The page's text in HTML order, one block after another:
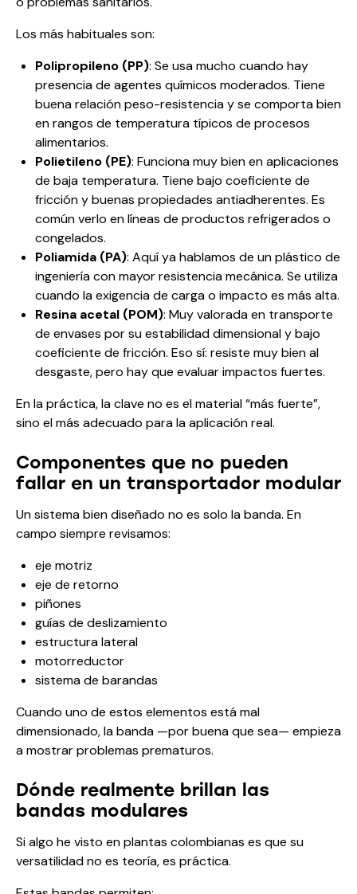
Los más habituales son:
Polipropileno (PP): Se usa mucho cuando hay
presencia de agentes químicos moderados. Tiene
buena relación peso-resistencia y se comporta bien
en rangos de temperatura típicos de procesos
alimentarios.
Polietileno (PE): Funciona muy bien en aplicaciones
de baja temperatura. Tiene bajo coeficiente de
fricción y buenas propiedades antiadherentes. Es
común verlo en líneas de productos refrigerados o
congelados.
Poliamida (PA): Aquí ya hablamos de un plástico de
ingeniería con mayor resistencia mecánica. Se utiliza
cuando la exigencia de carga o impacto es más alta.
Resina acetal (POM): Muy valorada en transporte
de envases por su estabilidad dimensional y bajo
coeficiente de fricción. Eso sí: resiste muy bien al
desgaste, pero hay que evaluar impactos fuertes.
En la práctica, la clave no es el material “más fuerte”,
sino el más adecuado para la aplicación real.
Componentes que no pueden
fallar en un transportador modular
Un sistema bien diseñado no es solo la banda. En
campo siempre revisamos:
eje motriz
eje de retorno
piñones
guías de deslizamiento
estructura lateral
motorreductor
sistema de barandas
Cuando uno de estos elementos está mal
dimensionado, la banda —por buena que sea— empieza
a mostrar problemas prematuros.
Dónde realmente brillan las
bandas modulares
Si algo he visto en plantas colombianas es que su
versatilidad no es teoría, es práctica.